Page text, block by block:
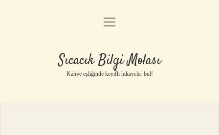
Anasayfa
Yasal Uyarı
menüyü
Sıcacık Bilgi Molası
Kahve eşliğinde keyifli hikayeler bul!